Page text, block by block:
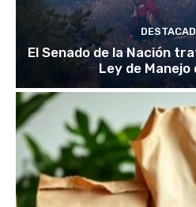
El Senado de la Nación
Ley de Manejo